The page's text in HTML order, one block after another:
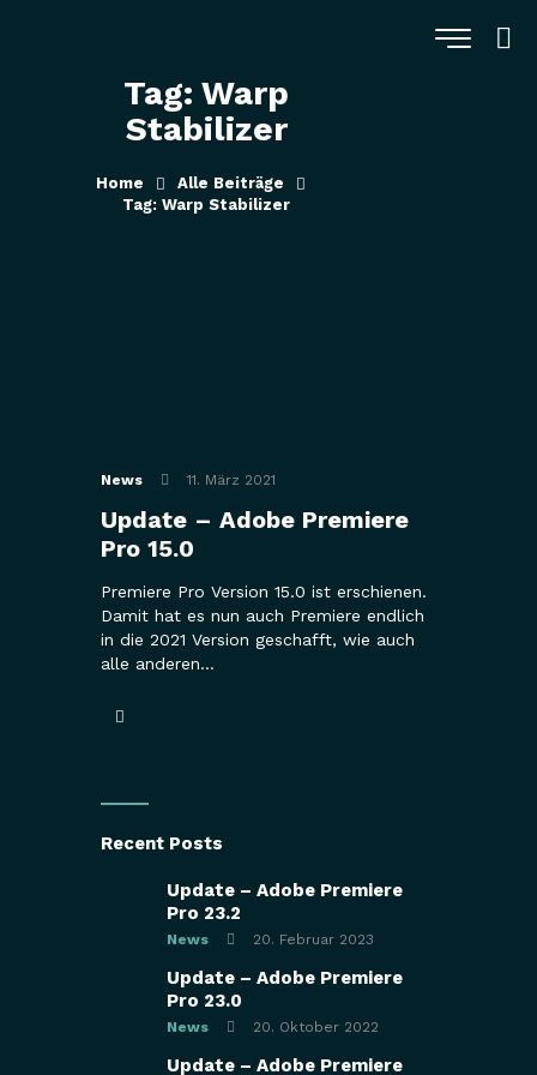
Tag: Warp
Stabilizer
Home
Alle Beiträge
Tag: Warp Stabilizer
News 11. März 2021
Update – Adobe Premiere
Pro 15.0
Premiere Pro Version 15.0 ist erschienen.
Damit hat es nun auch Premiere endlich
in die 2021 Version geschafft, wie auch
alle anderen…
Recent Posts
Update – Adobe Premiere
Pro 23.2
News 20. Februar 2023
Update – Adobe Premiere
Pro 23.0
News 20. Oktober 2022
Update – Adobe Premiere